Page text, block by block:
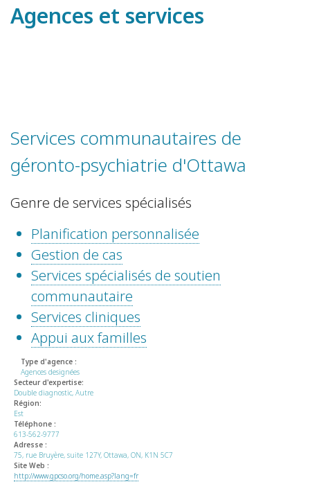
Agences et services
Services communautaires de
géronto-psychiatrie d'Ottawa
Genre de services spécialisés
Planification personnalisée
Gestion de cas
Services spécialisés de soutien
communautaire
Services cliniques
Appui aux familles
Type d'agence :
Agences designées
Secteur d'expertise:
Double diagnostic, Autre
Région:
Est
Téléphone :
613-562-9777
Adresse :
75, rue Bruyère, suite 127Y, Ottawa, ON, K1N 5C7
Site Web :
http://www.gpcso.org/home.asp?lang=fr